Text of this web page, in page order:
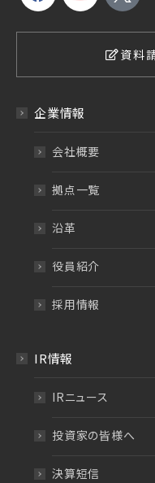
資料
企業情報
会社概要
拠点一覧
沿革
役員紹介
採用情報
IR情報
IRニュース
投資家の皆様へ
決算短信